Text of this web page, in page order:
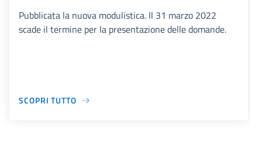
Pubblicata la nuova modulistica. Il 31 marzo 2022
scade il termine per la presentazione delle domande.
SCOPRI TUTTO